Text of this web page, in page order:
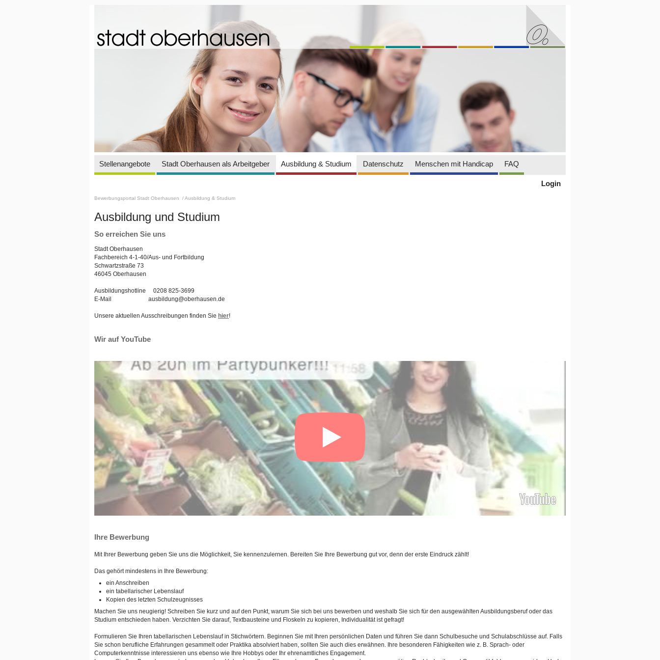
Stellenangebote Stadt Oberhausen als Arbeitgeber Ausbildung & Studium Datenschutz Menschen mit Handicap FAQ
Login
Bewerbungsportal Stadt Oberhausen / Ausbildung & Studium
Ausbildung und Studium
So erreichen Sie uns
Stadt Oberhausen
Fachbereich 4-1-40/Aus- und Fortbildung
Schwartzstraße 73
46045 Oberhausen
Ausbildungshotline 0208 825-3699
E-Mail ausbildung@oberhausen.de
Unsere aktuellen Ausschreibungen finden Sie hier!
Wir auf YouTube
Ihre Bewerbung
Mit Ihrer Bewerbung geben Sie uns die Möglichkeit, Sie kennenzulernen. Bereiten Sie Ihre Bewerbung gut vor, denn der erste Eindruck zählt!
Das gehört mindestens in Ihre Bewerbung:
ein Anschreiben
ein tabellarischer Lebenslauf
Kopien des letzten Schulzeugnisses
Machen Sie uns neugierig! Schreiben Sie kurz und auf den Punkt, warum Sie sich bei uns bewerben und weshalb Sie sich für den ausgewählten Ausbildungsberuf oder das
Studium entschieden haben. Verzichten Sie darauf, Textbausteine und Floskeln zu kopieren, Individualität ist gefragt!
Formulieren Sie Ihren tabellarischen Lebenslauf in Stichwörtern. Beginnen Sie mit Ihren persönlichen Daten und führen Sie dann Schulbesuche und Schulabschlüsse auf. Falls
Sie schon berufliche Erfahrungen gesammelt oder Praktika absolviert haben, sollten Sie auch dies erwähnen. Ihre besonderen Fähigkeiten wie z. B. Sprach- oder
Computerkenntnisse interessieren uns ebenso wie Ihre Hobbys oder Ihr ehrenamtliches Engagement.